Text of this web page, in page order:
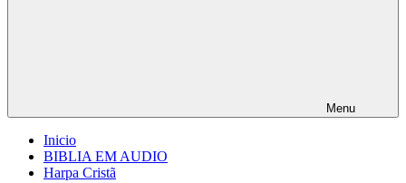
Menu
Inicio
BIBLIA EM AUDIO
Harpa Cristã